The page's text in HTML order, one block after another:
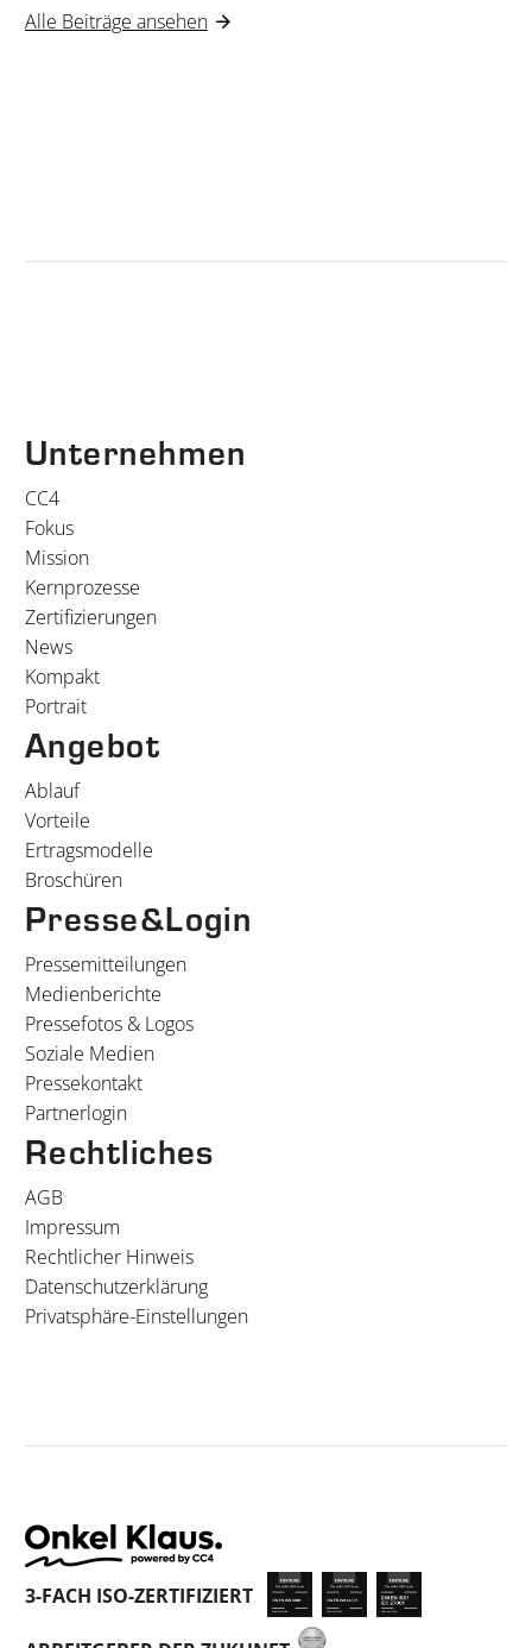
Alle Beiträge ansehen
Unternehmen
CC4
Fokus
Mission
Kernprozesse
Zertifizierungen
News
Kompakt
Portrait
Angebot
Ablauf
Vorteile
Ertragsmodelle
Broschüren
Presse&Login
Pressemitteilungen
Medienberichte
Pressefotos & Logos
Soziale Medien
Pressekontakt
Partnerlogin
Rechtliches
AGB
Impressum
Rechtlicher Hinweis
Datenschutzerklärung
Privatsphäre-Einstellungen
3-FACH ISO-ZERTIFIZIERT